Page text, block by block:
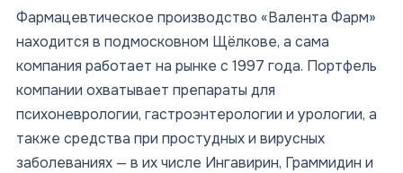
Фармацевтическое производство «Валента Фарм»
находится в подмосковном Щёлкове, а сама
компания работает на рынке с 1997 года. Портфель
компании охватывает препараты для
психоневрологии, гастроэнтерологии и урологии, а
также средства при простудных и вирусных
заболеваниях — в их числе Ингавирин, Граммидин и